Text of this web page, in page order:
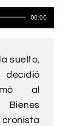
00:00
suelto,
al